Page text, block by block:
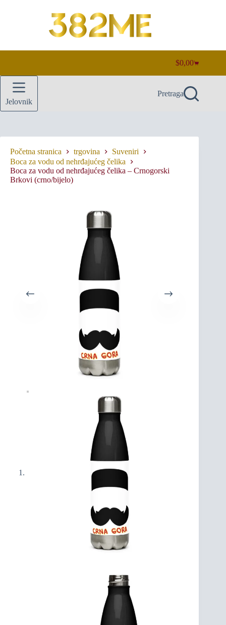
Košarica
$0,00
Jelovnik
Pretraga
Početna stranica trgovina
Suveniri
Boca za vodu od nehrđajućeg čelika
Boca za vodu od nehrđajućeg čelika – Crnogorski
Brkovi (crno/bijelo)